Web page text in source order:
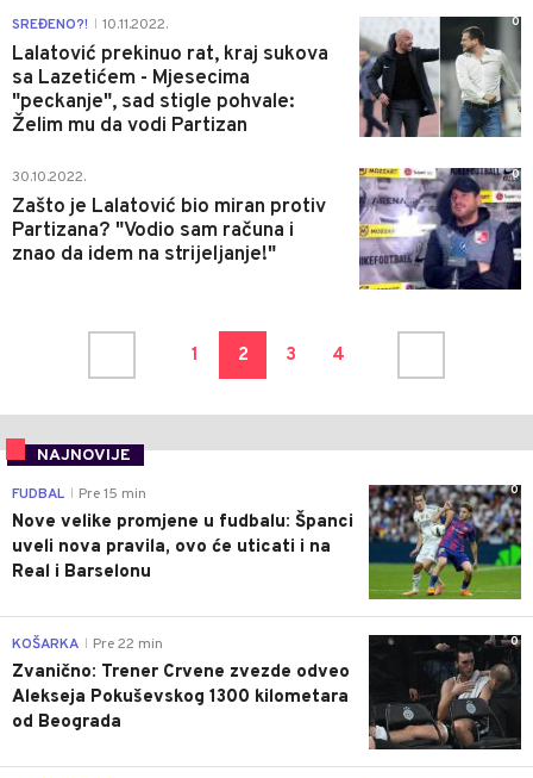
SREĐENO?! 10.11.2022.
Lalatović prekinuo rat, kraj sukova
sa Lazetićem - Mjesecima
"peckanje", sad stigle pohvale:
Želim mu da vodi Partizan
0
30.10.2022.
Zašto je Lalatović bio miran protiv
Partizana? "Vodio sam računa i
znao da idem na strijeljanje!"
0
1 2 3 4
NAJNOVIJE
0
FUDBAL Pre 15 min
Nove velike promjene u fudbalu: Španci
uveli nova pravila, ovo će uticati i na
Real i Barselonu
0
KOŠARKA Pre 22 min
Zvanično: Trener Crvene zvezde odveo
Alekseja Pokuševskog 1300 kilometara
od Beograda